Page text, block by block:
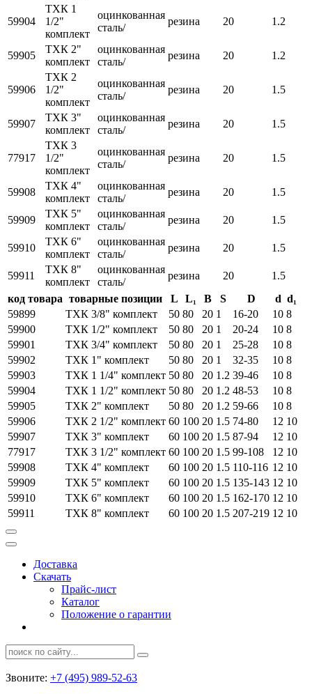
59904
ТХК 1
1/2"
комплект
оцинкованная
сталь/
резина 20 1.2
59905
ТХК 2"
комплект
оцинкованная
сталь/
резина 20 1.2
59906
ТХК 2
1/2"
комплект
оцинкованная
сталь/
резина 20 1.5
59907
ТХК 3"
комплект
оцинкованная
сталь/
резина 20 1.5
77917
ТХК 3
1/2"
комплект
оцинкованная
сталь/
резина 20 1.5
59908
ТХК 4"
комплект
оцинкованная
сталь/
резина 20 1.5
59909
ТХК 5"
комплект
оцинкованная
сталь/
резина 20 1.5
59910
ТХК 6"
комплект
оцинкованная
сталь/
резина 20 1.5
59911
ТХК 8"
комплект
оцинкованная
сталь/
резина 20
1.5
код товара товарные позиции L L₁ B S D d d₁
59899
ТХК 3/8" комплект 50 80 20 1 16-20 10 8
59900
ТХК 1/2" комплект 50 80 20 1 20-24 10 8
59901
ТХК 3/4" комплект 50 80 20 1 25-28 10 8
59902
ТХК 1" комплект 50 80 20 1 32-35 10 8
59903
ТХК 1 1/4" комплект 50 80 20 1.2 39-46 10 8
59904
ТХК 1 1/2" комплект 50 80 20 1.2 48-53 10 8
59905
ТХК 2" комплект 50 80 20 1.2 59-66 10 8
59906
ТХК 2 1/2" комплект 60 100 20 1.5 74-80 12 10
59907
ТХК 3" комплект 60 100 20 1.5 87-94 12 10
77917
ТХК 3 1/2" комплект 60 100 20 1.5 99-108 12 10
59908
ТХК 4" комплект 60 100 20 1.5 110-116 12 10
59909
ТХК 5" комплект 60 100 20 1.5 135-143 12 10
59910
ТХК 6" комплект 60 100 20 1.5 162-170 12 10
59911
ТХК 8" комплект 60 100 20 1.5 207-219 12 10
Доставка
Скачать
Прайс-лист
Каталог
Положение о гарантии
Звоните: +7 (495) 989-52-63